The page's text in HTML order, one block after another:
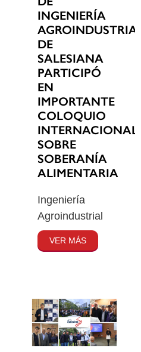
INGENIERÍA
DE
SALESIANA
PARTICIPÓ
EN
IMPORTANTE
COLOQUIO
INTERNACIONAL
SOBRE
SOBERANÍA
ALIMENTARIA
Ingeniería
Agroindustrial
VER MÁS